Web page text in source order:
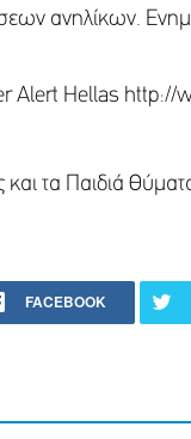
ανηλίκων.
Alert Hellas
και τα
FACEBOOK